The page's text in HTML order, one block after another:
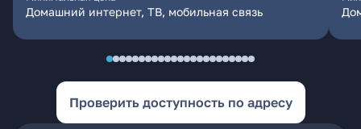
Домашний интернет, ТВ, мобильная связь
Проверить доступность по адресу